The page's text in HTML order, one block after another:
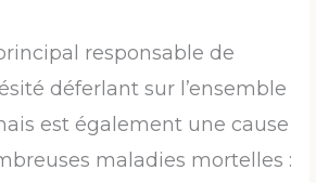
responsable de
déferlant sur l’ensemble
est également une cause
maladies mortelles :